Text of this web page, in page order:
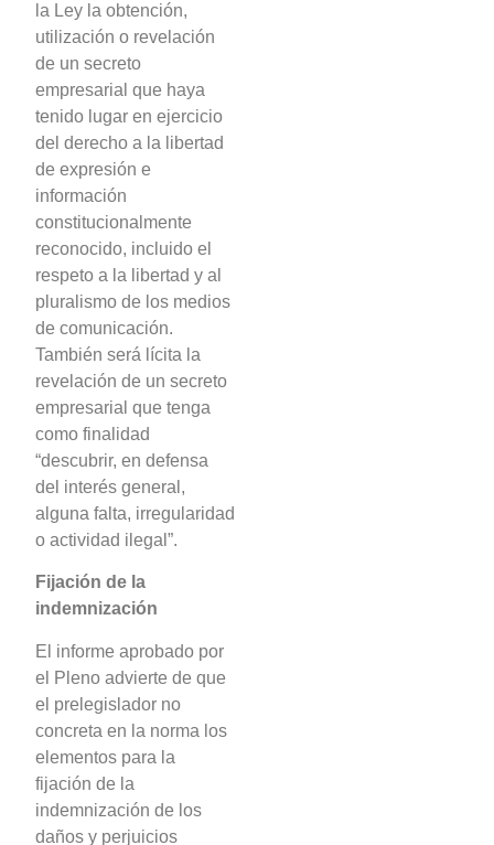
la Ley la obtención,
utilización o revelación
de un secreto
empresarial que haya
tenido lugar en ejercicio
del derecho a la libertad
de expresión e
información
constitucionalmente
reconocido, incluido el
respeto a la libertad y al
pluralismo de los medios
de comunicación.
También será lícita la
revelación de un secreto
empresarial que tenga
como finalidad
“descubrir, en defensa
del interés general,
alguna falta, irregularidad
o actividad ilegal”.
Fijación de la
indemnización
El informe aprobado por
el Pleno advierte de que
el prelegislador no
concreta en la norma los
elementos para la
fijación de la
indemnización de los
daños y perjuicios